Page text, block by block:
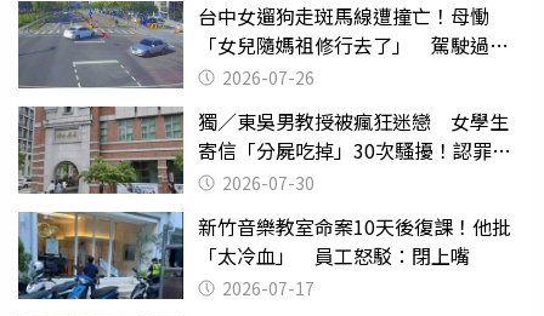
台中女遛狗走斑馬線遭撞亡！母慟
「女兒隨媽祖修行去了」 駕駛過失
致死判9月
2026-07-26
獨／東吳男教授被瘋狂迷戀 女學生
寄信「分屍吃掉」30次騷擾！認罪免
關 2026-07-30
新竹音樂教室命案10天後復課！他批
「太冷血」 員工怒駁：閉上嘴
2026-07-17